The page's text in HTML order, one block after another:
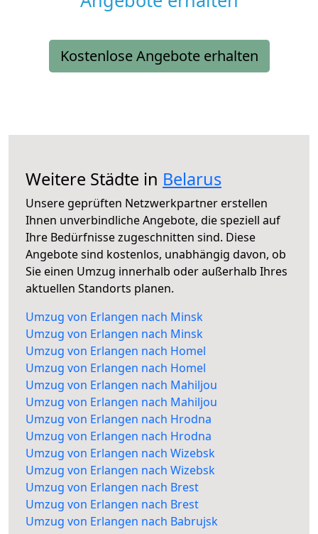
Kostenlose Angebote erhalten
Weitere Städte in Belarus
Unsere geprüften Netzwerkpartner erstellen
Ihnen unverbindliche Angebote, die speziell auf
Ihre Bedürfnisse zugeschnitten sind. Diese
Angebote sind kostenlos, unabhängig davon, ob
Sie einen Umzug innerhalb oder außerhalb Ihres
aktuellen Standorts planen.
Umzug von Erlangen nach Minsk
Umzug von Erlangen nach Minsk
Umzug von Erlangen nach Homel
Umzug von Erlangen nach Homel
Umzug von Erlangen nach Mahiljou
Umzug von Erlangen nach Mahiljou
Umzug von Erlangen nach Hrodna
Umzug von Erlangen nach Hrodna
Umzug von Erlangen nach Wizebsk
Umzug von Erlangen nach Wizebsk
Umzug von Erlangen nach Brest
Umzug von Erlangen nach Brest
Umzug von Erlangen nach Babrujsk